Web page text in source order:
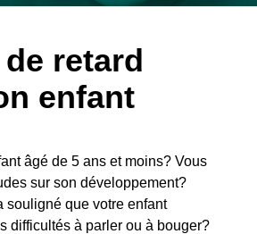
retard
enfant
âgé de 5 ans et moins? Vous
sur son développement?
souligné que votre enfant
difficultés à parler ou à bouger?